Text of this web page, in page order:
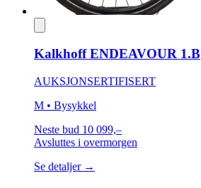
Kalkhoff ENDEAVOUR 1.B
AUKSJONSERTIFISERT
M • Bysykkel
Neste bud 10 099,–
Avsluttes i overmorgen
Se detaljer →